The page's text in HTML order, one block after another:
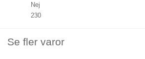
Nej
230
Se fler varor